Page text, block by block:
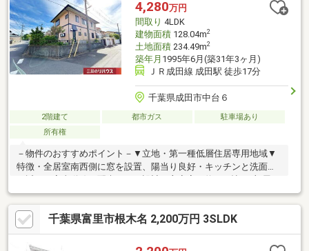
4,280万円
間取り 4LDK
建物面積128.04m2
土地面積234.49m2
築年月 1995年6月(築31年3ヶ月)
ＪＲ成田線 成田駅 徒歩17分
千葉県成田市中台６
2階建て 都市ガス
駐車場あり
所有権
－物件のおすすめポイント－▼立地・第一種低層住居専用地域▼
特徴・全居室南西側に窓を設置、陽当り良好・キッチンと洗面室
が近く、家事動線に配慮された設計・主寝室は約11.1帖・3部屋に
面す南西向きバルコニー・各階にトイレ・洗面台を配置・シャッ
ター付車庫有(車種による)▼周辺環境・石橋台児童公園 徒歩2分
(約110m)・成田市立向台小学校 徒歩4分(約260m)・成田市立中台
中学校 徒歩7分(約500m)・セブンイレブン成田加良部店 徒歩6分
(約440m)■ ご希望の住まい探しをお手伝いします
千葉県富里市根木名 2,200万円 3SLDK